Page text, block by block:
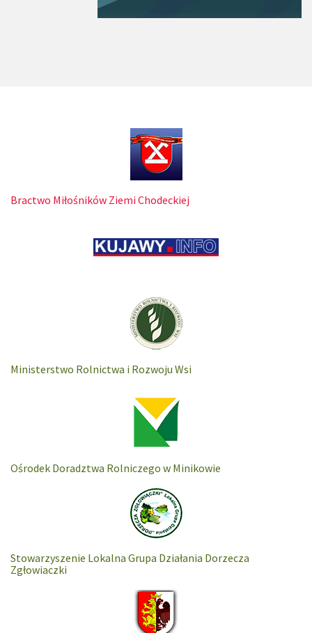
Bractwo Miłośników Ziemi Chodeckiej
Ministerstwo Rolnictwa i Rozwoju Wsi
Ośrodek Doradztwa Rolniczego w Minikowie
Stowarzyszenie Lokalna Grupa Działania Dorzecza
Zgłowiaczki